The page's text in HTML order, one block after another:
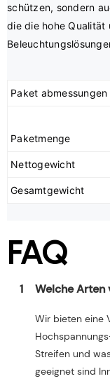
schützen, sondern
die die hohe Qualität
Paket abmessungen
Nettogewicht
Gesamtgewicht
FAQ
1 Welche Arten
Wir bieten eine
Streifen und
geeignet sind